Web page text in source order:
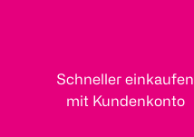
Schneller einkaufen
mit Kundenkonto